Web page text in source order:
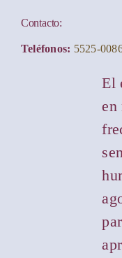
Contacto:
Teléfonos: 5525-
El
en